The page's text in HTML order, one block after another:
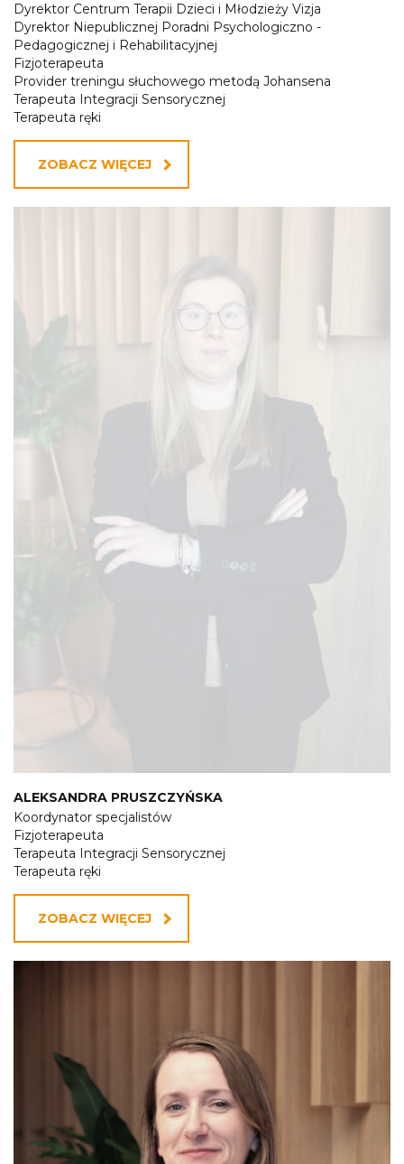
Dyrektor Centrum Terapii Dzieci i Młodzieży Vizja
Dyrektor Niepublicznej Poradni Psychologiczno -
Pedagogicznej i Rehabilitacyjnej
Fizjoterapeuta
Provider treningu słuchowego metodą Johansena
Terapeuta Integracji Sensorycznej
Terapeuta ręki
ZOBACZ WIĘCEJ
ALEKSANDRA PRUSZCZYŃSKA
Koordynator specjalistów
Fizjoterapeuta
Terapeuta Integracji Sensorycznej
Terapeuta ręki
ZOBACZ WIĘCEJ